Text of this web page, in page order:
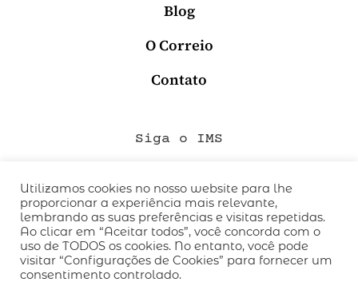
Blog
O Correio
Contato
Siga o IMS
QUEM SOMOS
CÓDIGO DE CONDUTA
POLÍTICA DE PRIVACIDADE
TERMOS DE USO
Utilizamos cookies no nosso website para lhe
proporcionar a experiência mais relevante,
lembrando as suas preferências e visitas repetidas.
Ao clicar em “Aceitar todos”, você concorda com o
uso de TODOS os cookies. No entanto, você pode
visitar “Configurações de Cookies” para fornecer um
consentimento controlado.